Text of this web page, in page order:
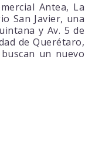
Antea, La
San Javier, una
y Av. 5 de
de Querétaro,
un nuevo